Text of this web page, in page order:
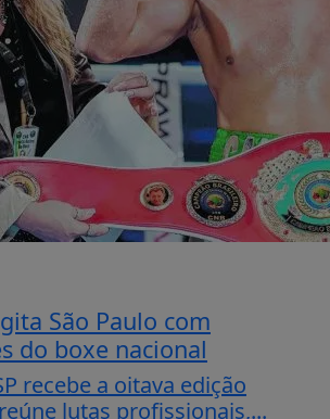
São Paulo com
do boxe nacional
recebe a oitava edição
lutas profissionais,...